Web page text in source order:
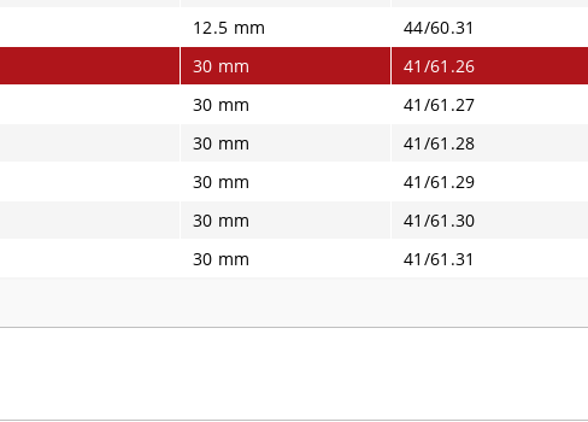
12.5 mm 44/60.31
30 mm 41/61.26
30 mm 41/61.27
30 mm 41/61.28
30 mm 41/61.29
30 mm 41/61.30
30 mm 41/61.31